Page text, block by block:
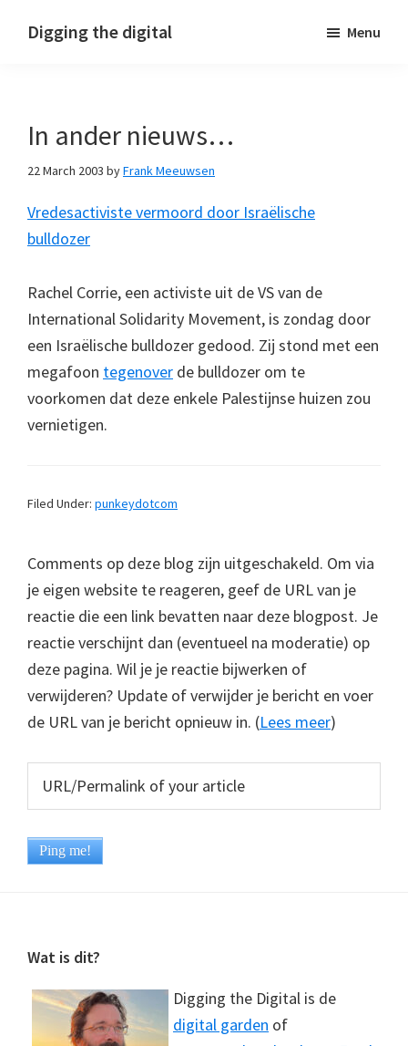
Digging the digital Menu
In ander nieuws…
22 March 2003 byFrank Meeuwsen
Vredesactiviste vermoord door Israëlische
bulldozer
Rachel Corrie, een activiste uit de VS van de
International Solidarity Movement, is zondag door
een Israëlische bulldozer gedood. Zij stond met een
megafoon tegenover de bulldozer om te
voorkomen dat deze enkele Palestijnse huizen zou
vernietigen.
Filed Under: punkeydotcom
Comments op deze blog zijn uitgeschakeld. Om via
je eigen website te reageren, geef de URL van je
reactie die een link bevatten naar deze blogpost. Je
reactie verschijnt dan (eventueel na moderatie) op
deze pagina. Wil je je reactie bijwerken of
verwijderen? Update of verwijder je bericht en voer
de URL van je bericht opnieuw in. (Lees meer)
Footer
Wat is dit?
Digging the Digital is de
digital garden of